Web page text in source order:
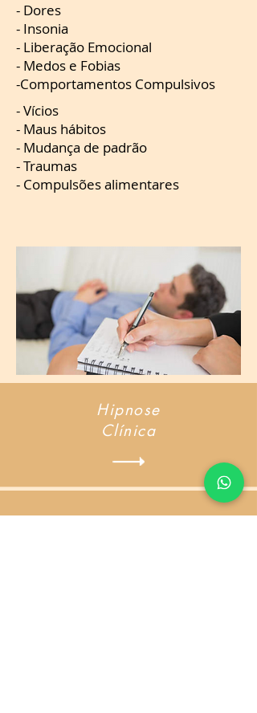
- Dores
- Insonia
- Liberação Emocional
- Medos e Fobias
-Comportamentos Compulsivos
- Vícios
- Maus hábitos
- Mudança de padrão
- Traumas
- Compulsões alimentares
Hipnose
Clínica